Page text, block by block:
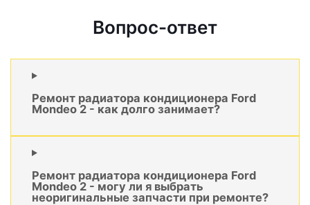
Вопрос-ответ
Ремонт радиатора кондиционера Ford
Mondeo 2 - как долго занимает?
Ремонт радиатора кондиционера Ford
Mondeo 2 - могу ли я выбрать
неоригинальные запчасти при ремонте?